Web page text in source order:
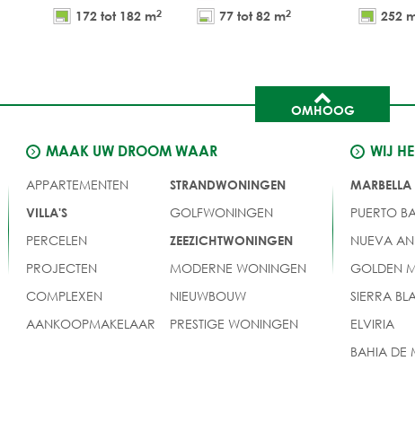
172 tot 182 m2 77 tot 82 m2 252
OMHOOG
MAAK UW DROOM WAAR
APPARTEMENTEN
VILLA'S
PERCELEN
PROJECTEN
COMPLEXEN
AANKOOPMAKELAAR
STRANDWONINGEN
GOLFWONINGEN
ZEEZICHTWONINGEN
MODERNE WONINGEN
NIEUWBOUW
PRESTIGE WONINGEN
WIJ
MARBELLA
PUERTO
NUEVA
GOLDEN
SIERRA
ELVIRIA
BAHIA DE